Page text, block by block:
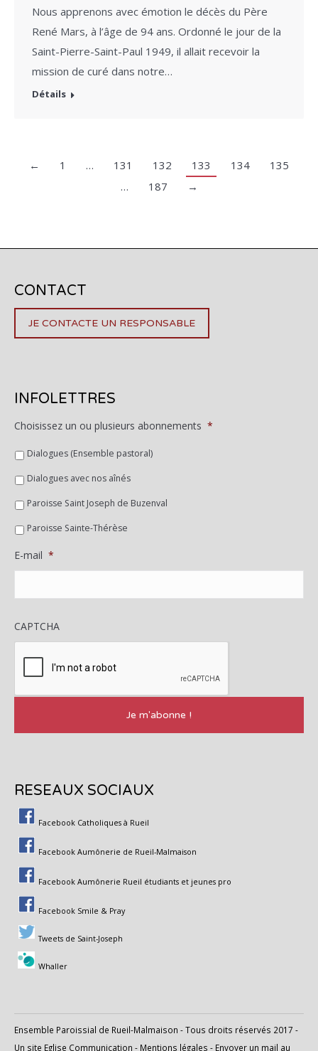
Nous apprenons avec émotion le décès du Père
René Mars, à l’âge de 94 ans. Ordonné le jour de la
Saint-Pierre-Saint-Paul 1949, il allait recevoir la
mission de curé dans notre…
Détails
← 1 … 131 132 133 134
135
…
187 →
CONTACT
JE CONTACTE UN RESPONSABLE
INFOLETTRES
Choisissez un ou plusieurs abonnements *
Dialogues (Ensemble pastoral)
Dialogues avec nos aînés
Paroisse Saint Joseph de Buzenval
Paroisse Sainte-Thérèse
E-mail *
CAPTCHA
RESEAUX SOCIAUX
Facebook Catholiques à Rueil
Facebook Aumônerie de Rueil-Malmaison
Facebook Aumônerie Rueil étudiants et jeunes pro
Facebook Smile & Pray
Tweets de Saint-Joseph
Whaller
Ensemble Paroissial de Rueil-Malmaison - Tous droits réservés 2017 -
Un site Eglise Communication - Mentions légales - Envoyer un mail au